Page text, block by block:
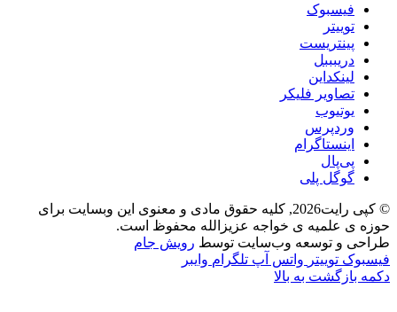
فیسبوک
توییتر
پینتریست
دریبببل
لینکداین
تصاویر فلیکر
یوتیوب
وردپرس
اینستاگرام
پی‌پال
گوگل پلی
© کپی رایت2026, کلیه حقوق مادی و معنوی این وبسایت برای
حوزه ی علمیه ی خواجه عزیزالله محفوظ است.
طراحی و توسعه وب‌سایت توسط رویش جام
فیسبوک توییتر واتس آپ تلگرام وایبر
دکمه بازگشت به بالا